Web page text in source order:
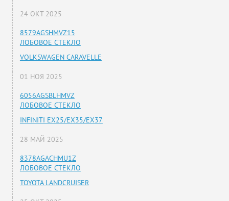
24 ОКТ 2025
8579AGSHMVZ15
ЛОБОВОЕ СТЕКЛО
VOLKSWAGEN CARAVELLE
01 НОЯ 2025
6056AGSBLHMVZ
ЛОБОВОЕ СТЕКЛО
INFINITI EX25/EX35/EX37
28 МАЙ 2025
8378AGACHMU1Z
ЛОБОВОЕ СТЕКЛО
TOYOTA LANDCRUISER